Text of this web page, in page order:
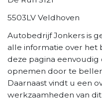
5503LV Veldhoven
Autobedrijf Jonkers is
alle informatie over het
deze pagina
opnemen door te
Daarnaast vindt u een
werkzaamheden van